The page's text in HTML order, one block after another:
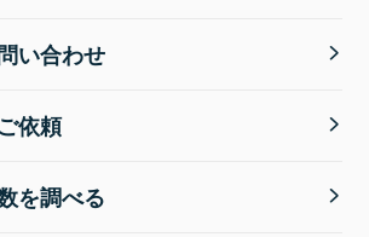
い合わせ
依頼
を調べる